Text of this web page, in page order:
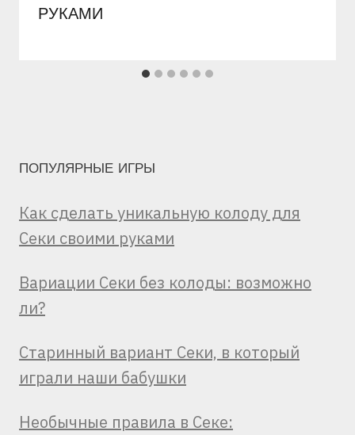
РУКАМИ
ПОПУЛЯРНЫЕ ИГРЫ
Как сделать уникальную колоду для
Секи своими руками
Вариации Секи без колоды: возможно
ли?
Старинный вариант Секи, в который
играли наши бабушки
Необычные правила в Секе: